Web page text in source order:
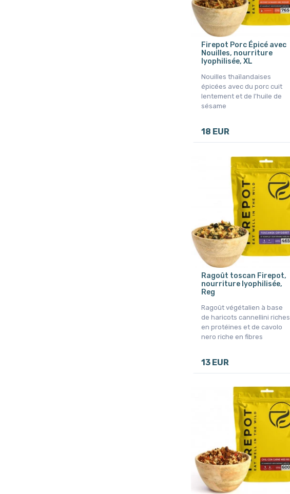
Firepot Porc Épicé avec
Nouilles, nourriture
lyophilisée, XL
Nouilles thaïlandaises
épicées avec du porc cuit
lentement et de l'huile de
sésame
18 EUR
Ragoût toscan Firepot,
nourriture lyophilisée,
Reg
Ragoût végétalien à base
de haricots cannellini riches
en protéines et de cavolo
nero riche en fibres
13 EUR